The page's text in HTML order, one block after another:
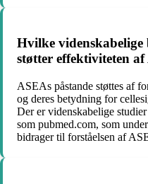
Hvilke videnskabelige
støtter effektiviteten
ASEAs påstande støttes af
og deres betydning for
Der er videnskabelige
som pubmed.com, som
bidrager til forståelsen af